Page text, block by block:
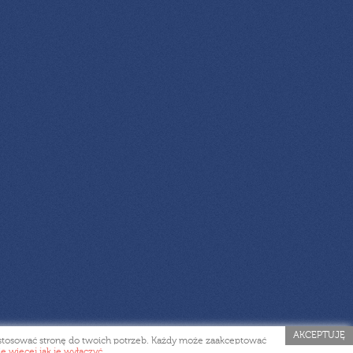
stronę do twoich potrzeb. Każdy może zaakceptować
AKCEPTUJĘ